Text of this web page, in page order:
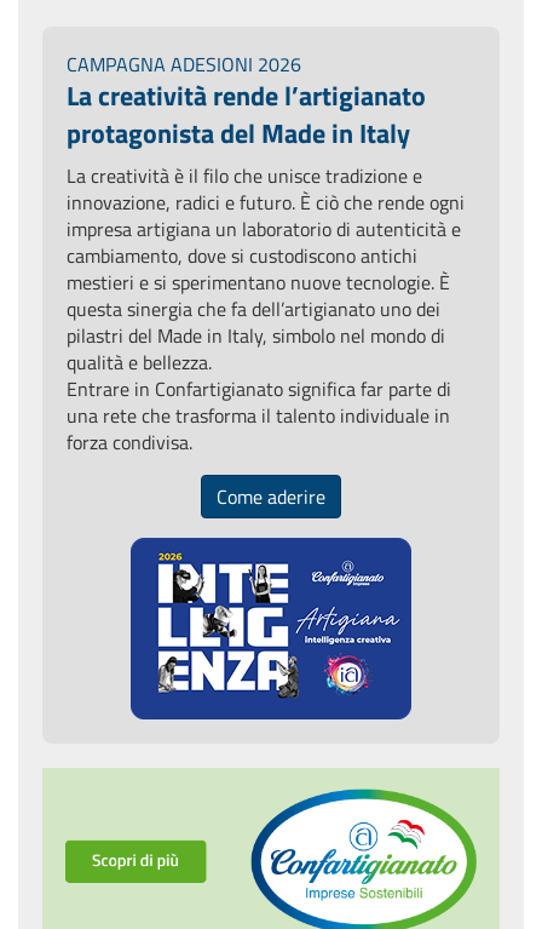
CAMPAGNA ADESIONI 2026
La creatività rende l’artigianato
protagonista del Made in Italy
La creatività è il filo che unisce tradizione e
innovazione, radici e futuro. È ciò che rende ogni
impresa artigiana un laboratorio di autenticità e
cambiamento, dove si custodiscono antichi
mestieri e si sperimentano nuove tecnologie. È
questa sinergia che fa dell’artigianato uno dei
pilastri del Made in Italy, simbolo nel mondo di
qualità e bellezza.
Entrare in Confartigianato significa far parte di
una rete che trasforma il talento individuale in
forza condivisa.
Come aderire